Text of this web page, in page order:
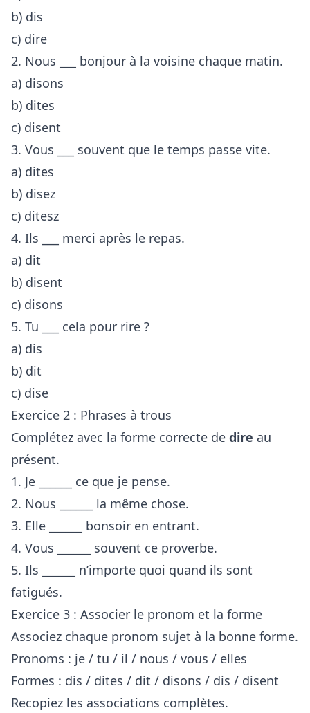
b) dis
c) dire
2. Nous ___ bonjour à la voisine chaque matin.
a) disons
b) dites
c) disent
3. Vous ___ souvent que le temps passe vite.
a) dites
b) disez
c) ditesz
4. Ils ___ merci après le repas.
a) dit
b) disent
c) disons
5. Tu ___ cela pour rire ?
a) dis
b) dit
c) dise
Exercice 2 : Phrases à trous
Complétez avec la forme correcte de dire au
présent.
1. Je ______ ce que je pense.
2. Nous ______ la même chose.
3. Elle ______ bonsoir en entrant.
4. Vous ______ souvent ce proverbe.
5. Ils ______ n’importe quoi quand ils sont
fatigués.
Exercice 3 : Associer le pronom et la forme
Associez chaque pronom sujet à la bonne forme.
Pronoms : je / tu / il / nous / vous / elles
Formes : dis / dites / dit / disons / dis / disent
Recopiez les associations complètes.